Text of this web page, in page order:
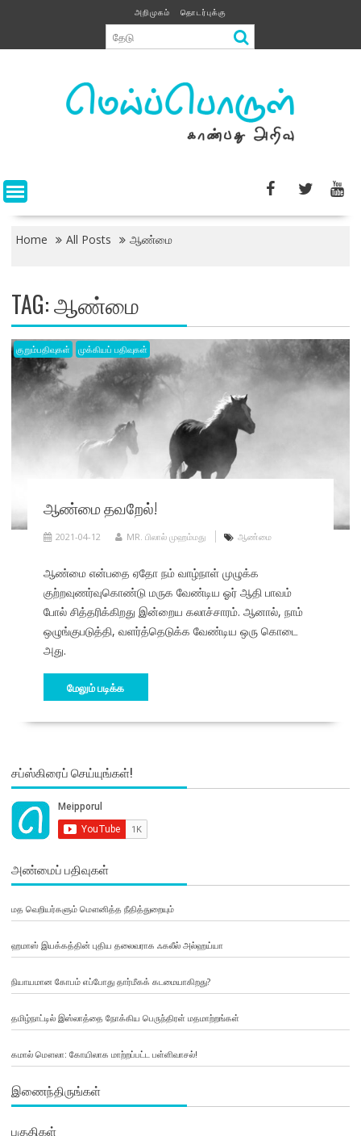
content
அறிமுகம் தொடர்புக்கு
Home All Posts ஆண்மை
TAG:ஆண்மை
குறும்பதிவுகள் முக்கியப் பதிவுகள்
ஆண்மை தவறேல்!
2021-04-12 MR. பிலால் முஹம்மது ஆண்மை
ஆண்மை என்பதை ஏதோ நம் வாழ்நாள் முழுக்க
குற்றவுணர்வுகொண்டு மருக வேண்டிய ஓர் ஆதி பாவம்
போல் சித்தரிக்கிறது இன்றைய கலாச்சாரம். ஆனால், நாம்
ஒழுங்குபடுத்தி, வளர்த்தெடுக்க வேண்டிய ஒரு கொடை
அது.
மேலும் படிக்க
சப்ஸ்கிரைப் செய்யுங்கள்!
அண்மைப் பதிவுகள்
மத வெறியர்களும் மௌனித்த நீதித்துறையும்
ஹமாஸ் இயக்கத்தின் புதிய தலைவராக ஃகலீல் அல்ஹய்யா
நியாயமான கோபம் எப்போது தார்மீகக் கடமையாகிறது?
தமிழ்நாட்டில் இஸ்லாத்தை நோக்கிய பெருந்திரள் மதமாற்றங்கள்
கமால் மௌலா: கோயிலாக மாற்றப்பட்ட பள்ளிவாசல்!
இணைந்திருங்கள்
பகுதிகள்